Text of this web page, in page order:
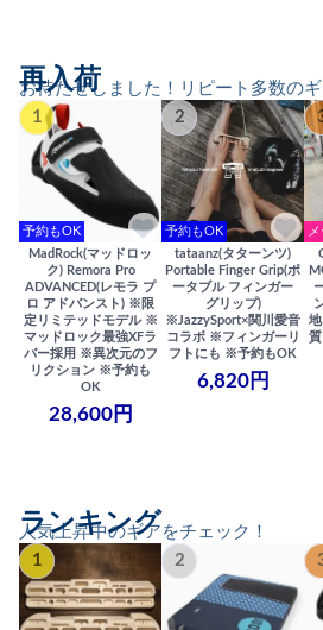
お待たせしました！リピート多数の
再入荷
1
予約もOK
MadRock(マッドロッ
ク) Remora Pro
ADVANCED(レモラ プ
ロ アドバンスト) ※限
定リミテッドモデル ※
マッドロック最強XFラ
バー採用 ※異次元のフ
リクション ※予約も
OK
28,600円
2
予約もOK
tataanz(タターンツ)
Portable Finger Grip(ポ
ータブル フィンガー
グリップ)
※JazzySport×関川愛音
コラボ ※フィンガーリ
フトにも ※予約もOK
6,820円
メ
人気上昇中のギアをチェック！
ランキング
1 2